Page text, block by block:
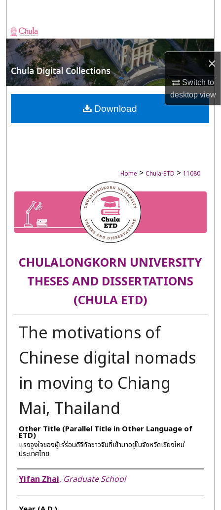
×
Switch to
desktopview
Browse Collections
My Account
About
Digital Commons Network™
Home > Chula-ETD > 11080
CHULALONGKORN UNIVERSITY
THESES AND DISSERTATIONS
(CHULA ETD)
The motivations of
Chinese digital nomads
in moving to Chiang
Mai, Thailand
Other Title (Parallel Title in Other Language of
ETD)
แรงจูงใจของผู้เร่ร่อนดิจิทัลชาวจีนที่เข้ามาอยู่ในจังหวัดเชียงใหม่
ประเทศไทย
Author
Yifan Zhai, Graduate School
Download